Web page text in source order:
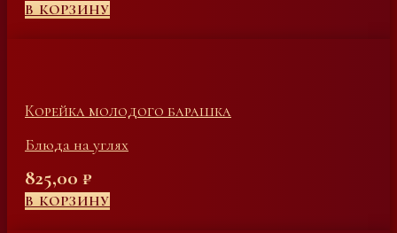
В КОРЗИНУ
Корейка молодого барашка
Блюда на углях
825,00 ₽
В КОРЗИНУ